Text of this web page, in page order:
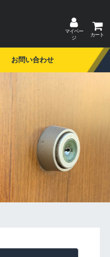
マイペー
ジ
カート
お問い合わせ